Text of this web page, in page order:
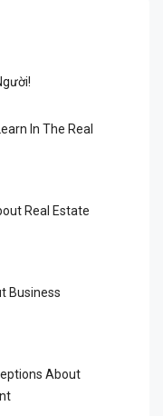
In The Real
Real Estate
Business
About